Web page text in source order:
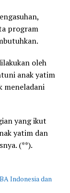
program
oleh
anak yatim
meneladani
yang ikut
yatim dan
(**).
Indonesia dan